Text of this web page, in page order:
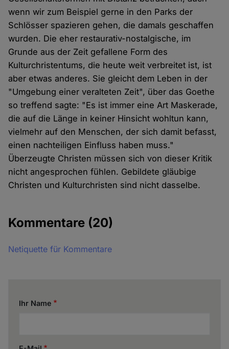
wenn wir zum Beispiel gerne in den Parks der
Schlösser spazieren gehen, die damals geschaffen
wurden. Die eher restaurativ-nostalgische, im
Grunde aus der Zeit gefallene Form des
Kulturchristentums, die heute weit verbreitet ist, ist
aber etwas anderes. Sie gleicht dem Leben in der
"Umgebung einer veralteten Zeit", über das Goethe
so treffend sagte: "Es ist immer eine Art Maskerade,
die auf die Länge in keiner Hinsicht wohltun kann,
vielmehr auf den Menschen, der sich damit befasst,
einen nachteiligen Einfluss haben muss."
Überzeugte Christen müssen sich von dieser Kritik
nicht angesprochen fühlen. Gebildete gläubige
Christen und Kulturchristen sind nicht dasselbe.
Kommentare (20)
Netiquette für Kommentare
Ihr Name